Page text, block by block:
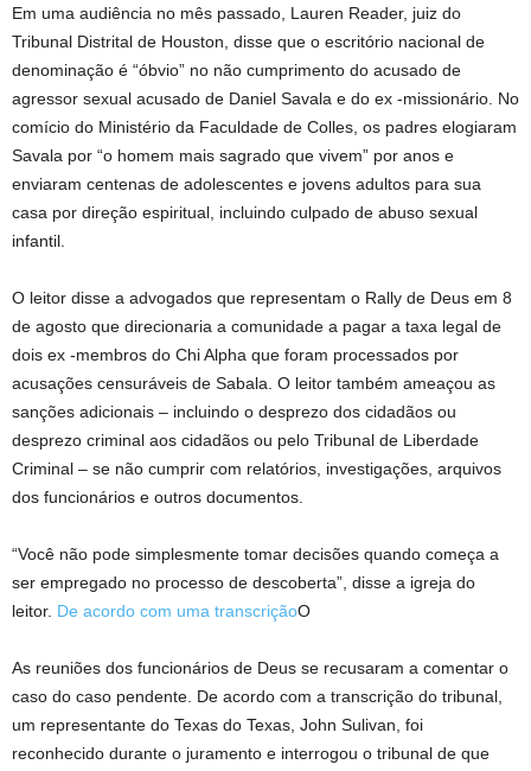
Em uma audiência no mês passado, Lauren Reader, juiz do
Tribunal Distrital de Houston, disse que o escritório nacional de
denominação é “óbvio” no não cumprimento do acusado de
agressor sexual acusado de Daniel Savala e do ex -missionário. No
comício do Ministério da Faculdade de Colles, os padres elogiaram
Savala por “o homem mais sagrado que vivem” por anos e
enviaram centenas de adolescentes e jovens adultos para sua
casa por direção espiritual, incluindo culpado de abuso sexual
infantil.
O leitor disse a advogados que representam o Rally de Deus em 8
de agosto que direcionaria a comunidade a pagar a taxa legal de
dois ex -membros do Chi Alpha que foram processados ​​por
acusações censuráveis ​​de Sabala. O leitor também ameaçou as
sanções adicionais – incluindo o desprezo dos cidadãos ou
desprezo criminal aos cidadãos ou pelo Tribunal de Liberdade
Criminal – se não cumprir com relatórios, investigações, arquivos
dos funcionários e outros documentos.
“Você não pode simplesmente tomar decisões quando começa a
ser empregado no processo de descoberta”, disse a igreja do
leitor. De acordo com uma transcriçãoO
As reuniões dos funcionários de Deus se recusaram a comentar o
caso do caso pendente. De acordo com a transcrição do tribunal,
um representante do Texas do Texas, John Sulivan, foi
reconhecido durante o juramento e interrogou o tribunal de que